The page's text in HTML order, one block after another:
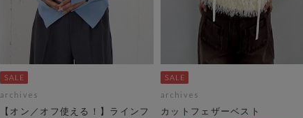
archives
【オン／オフ使える！】ラインフ
archives
カットフェザーベスト